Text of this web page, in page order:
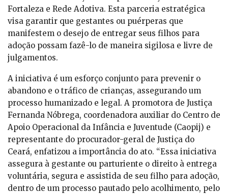
Fortaleza e Rede Adotiva. Esta parceria estratégica
visa garantir que gestantes ou puérperas que
manifestem o desejo de entregar seus filhos para
adoção possam fazê-lo de maneira sigilosa e livre de
julgamentos.
A iniciativa é um esforço conjunto para prevenir o
abandono e o tráfico de crianças, assegurando um
processo humanizado e legal. A promotora de Justiça
Fernanda Nóbrega, coordenadora auxiliar do Centro de
Apoio Operacional da Infância e Juventude (Caopij) e
representante do procurador-geral de Justiça do
Ceará, enfatizou a importância do ato. “Essa iniciativa
assegura à gestante ou parturiente o direito à entrega
voluntária, segura e assistida de seu filho para adoção,
dentro de um processo pautado pelo acolhimento, pelo